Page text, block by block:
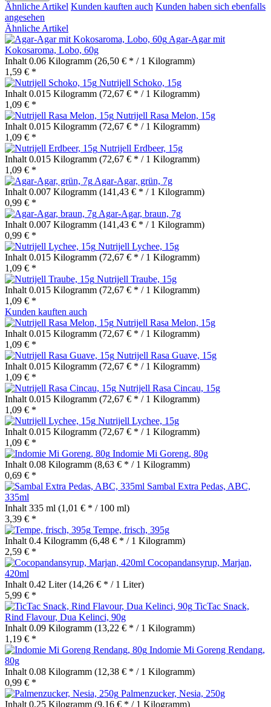
Ähnliche Artikel Kunden kauften auch Kunden haben sich ebenfalls
angesehen
Ähnliche Artikel
Agar-Agar mit
Kokosaroma, Lobo, 60g
Inhalt 0.06 Kilogramm (26,50 € * / 1 Kilogramm)
1,59 € *
Nutrijell Schoko, 15g
Inhalt 0.015 Kilogramm (72,67 € * / 1 Kilogramm)
1,09 € *
Nutrijell Rasa Melon, 15g
Inhalt 0.015 Kilogramm (72,67 € * / 1 Kilogramm)
1,09 € *
Nutrijell Erdbeer, 15g
Inhalt 0.015 Kilogramm (72,67 € * / 1 Kilogramm)
1,09 € *
Agar-Agar, grün, 7g
Inhalt 0.007 Kilogramm (141,43 € * / 1 Kilogramm)
0,99 € *
Agar-Agar, braun, 7g
Inhalt 0.007 Kilogramm (141,43 € * / 1 Kilogramm)
0,99 € *
Nutrijell Lychee, 15g
Inhalt 0.015 Kilogramm (72,67 € * / 1 Kilogramm)
1,09 € *
Nutrijell Traube, 15g
Inhalt 0.015 Kilogramm (72,67 € * / 1 Kilogramm)
1,09 € *
Kunden kauften auch
Nutrijell Rasa Melon, 15g
Inhalt 0.015 Kilogramm (72,67 € * / 1 Kilogramm)
1,09 € *
Nutrijell Rasa Guave, 15g
Inhalt 0.015 Kilogramm (72,67 € * / 1 Kilogramm)
1,09 € *
Nutrijell Rasa Cincau, 15g
Inhalt 0.015 Kilogramm (72,67 € * / 1 Kilogramm)
1,09 € *
Nutrijell Lychee, 15g
Inhalt 0.015 Kilogramm (72,67 € * / 1 Kilogramm)
1,09 € *
Indomie Mi Goreng, 80g
Inhalt 0.08 Kilogramm (8,63 € * / 1 Kilogramm)
0,69 € *
Sambal Extra Pedas, ABC,
335ml
Inhalt 335 ml (1,01 € * / 100 ml)
3,39 € *
Tempe, frisch, 395g
Inhalt 0.4 Kilogramm (6,48 € * / 1 Kilogramm)
2,59 € *
Cocopandansyrup, Marjan,
420ml
Inhalt 0.42 Liter(14,26 € * / 1 Liter)
5,99 € *
TicTac Snack,
Rind Flavour, Dua Kelinci, 90g
Inhalt 0.09 Kilogramm (13,22 € * / 1 Kilogramm)
1,19 € *
Indomie Mi Goreng Rendang,
80g
Inhalt 0.08 Kilogramm (12,38 € * / 1 Kilogramm)
0,99 € *
Palmenzucker, Nesia, 250g
Inhalt 0.25 Kilogramm (9,16 € * / 1 Kilogramm)